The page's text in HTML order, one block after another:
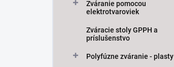
Zváranie pomocou
elektrotvaroviek
Zváracie stoly GPPH a
príslušenstvo
Polyfúzne zváranie - plasty